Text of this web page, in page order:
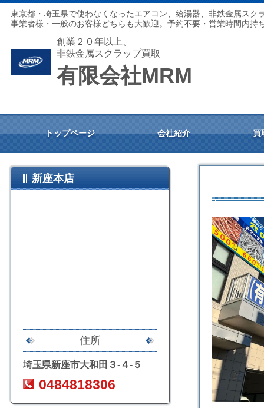
東京都・埼玉県で使わなくなったエアコン、給湯器、非鉄金属スク
事業者様・一般のお客様どちらも大歓迎。予約不要・営業時間内持
創業２０年以上、
非鉄金属スクラップ買取
有限会社MRM
トップページ 会社紹介 買
新座本店
住所
埼玉県新座市大和田３-４-５
0484818306